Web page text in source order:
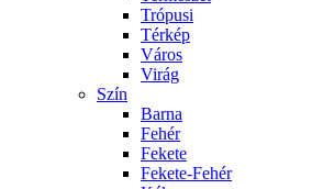
Trópusi
Térkép
Város
Virág
Szín
Barna
Fehér
Fekete
Fekete-Fehér